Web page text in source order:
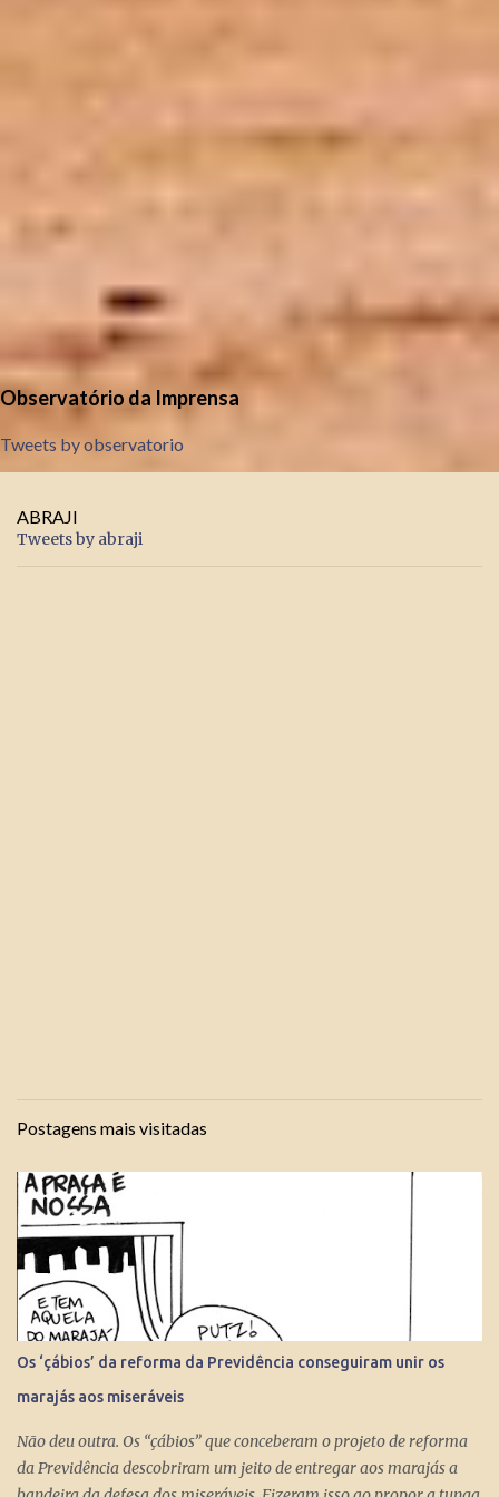
Observatório da Imprensa
Tweets by observatorio
ABRAJI
Tweets by abraji
Postagens mais visitadas
Os ‘çábios’ da reforma da Previdência conseguiram unir os
marajás aos miseráveis
Não deu outra. Os “çábios” que conceberam o projeto de reforma
da Previdência descobriram um jeito de entregar aos marajás a